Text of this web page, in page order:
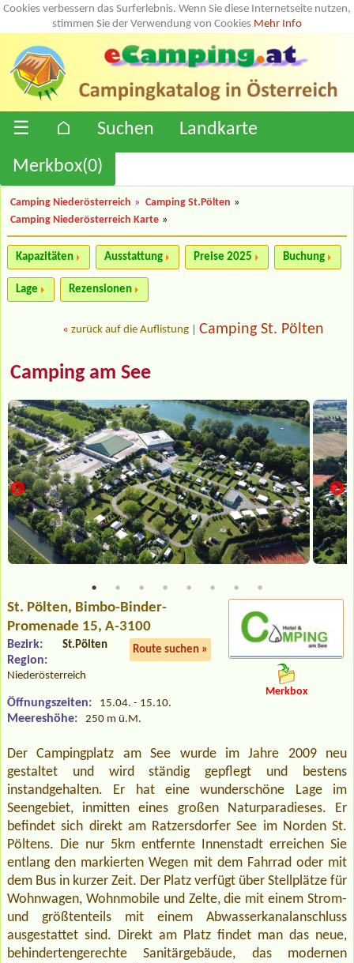
Cookies verbessern das Surferlebnis. Wenn Sie diese Internetseite nutzen,
stimmen Sie der Verwendung von Cookies Mehr Info
☰ ⌂ Suchen
Landkarte
Merkbox(0)
Camping Niederösterreich » Camping St.Pölten »
Camping Niederösterreich Karte »
Kapazitäten Ausstattung Preise 2025 Buchung
Lage Rezensionen
« zurück auf die Auflistung Camping St. Pölten
Camping am See
St. Pölten, Bimbo-Binder-
Promenade 15, A-3100
Route suchen »
Bezirk: St.Pölten
Region:
Niederösterreich
Öffnungszeiten: 15.04. - 15.10.
Meereshöhe: 250 m ü.M.
Merkbox
Der Campingplatz am See wurde im Jahre 2009 neu
gestaltet und wird ständig gepflegt und bestens
instandgehalten. Er hat eine wunderschöne Lage im
Seengebiet, inmitten eines großen Naturparadieses. Er
befindet sich direkt am Ratzersdorfer See im Norden St.
Pöltens. Die nur 5km entfernte Innenstadt erreichen Sie
entlang den markierten Wegen mit dem Fahrrad oder mit
dem Bus in kurzer Zeit. Der Platz verfügt über Stellplätze für
Wohnwagen, Wohnmobile und Zelte, die mit einem Strom-
und größtenteils mit einem Abwasserkanalanschluss
ausgestattet sind. Direkt am Platz findet man das neue,
behindertengerechte Sanitärgebäude, das modernen